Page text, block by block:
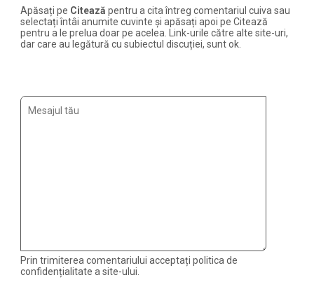
Apăsați pe Citează pentru a cita întreg comentariul cuiva sau
selectați întâi anumite cuvinte și apăsați apoi pe Citează
pentru a le prelua doar pe acelea. Link-urile către alte site-uri,
dar care au legătură cu subiectul discuției, sunt ok.
Prin trimiterea comentariului acceptați politica de
confidențialitate a site-ului.